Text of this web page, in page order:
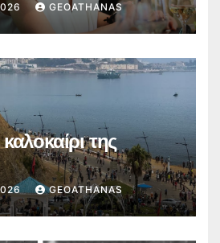
GEOATHANAS
της
GEOATHANAS